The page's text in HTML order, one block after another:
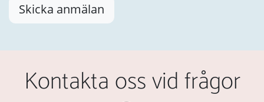
Skicka anmälan
Kontakta oss vid frågor